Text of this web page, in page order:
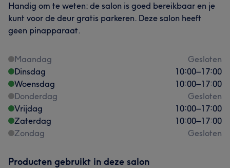
Handig om te weten: de salon is goed bereikbaar en je
kunt voor de deur gratis parkeren. Deze salon heeft
geen pinapparaat.
Maandag
Gesloten
Dinsdag
10:00–17:00
Woensdag
10:00–17:00
Donderdag
Gesloten
Vrijdag
10:00–17:00
Zaterdag
10:00–17:00
Zondag
Gesloten
Producten gebruikt in deze salon